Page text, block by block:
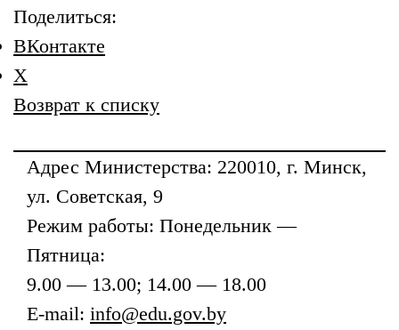
Поделиться:
ВКонтакте
X
Возврат к списку
Адрес Министерства: 220010, г. Минск,
ул. Советская, 9
Режим работы: Понедельник —
Пятница:
9.00 — 13.00; 14.00 — 18.00
E-mail: info@edu.gov.by